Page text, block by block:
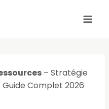
– Stratégie
Complet 2026